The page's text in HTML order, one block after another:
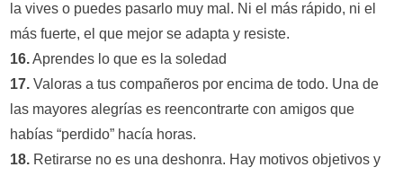
la vives o puedes pasarlo muy mal. Ni el más rápido, ni el
más fuerte, el que mejor se adapta y resiste.
16.Aprendes lo que es la soledad
17. Valoras a tus compañeros por encima de todo. Una de
las mayores alegrías es reencontrarte con amigos que
habías “perdido” hacía horas.
18. Retirarse no es una deshonra. Hay motivos objetivos y